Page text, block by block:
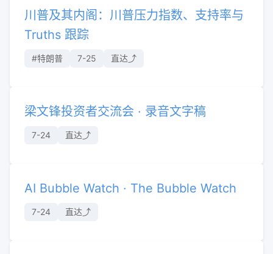
川普及其内阁：川普压力指数、支持率与
Truths 跟踪
#特朗普 7-25 直达⤴︎
梁文锋投资者交流会 · 录音文字稿
7-24 直达⤴︎
AI Bubble Watch · The Bubble Watch
7-24 直达⤴︎